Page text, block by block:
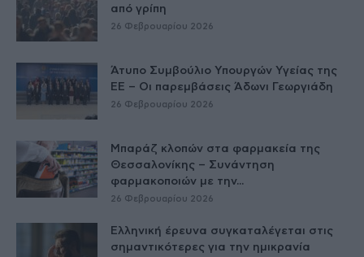
από γρίπη
26 Φεβρουαρίου 2026
Άτυπο Συμβούλιο Υπουργών Υγείας της
ΕE – Οι παρεμβάσεις Άδωνι Γεωργιάδη
26 Φεβρουαρίου 2026
Μπαράζ κλοπών στα φαρμακεία της
Θεσσαλονίκης – Συνάντηση
φαρμακοποιών με την...
26 Φεβρουαρίου 2026
Ελληνική έρευνα συγκαταλέγεται στις
σημαντικότερες για την ημικρανία